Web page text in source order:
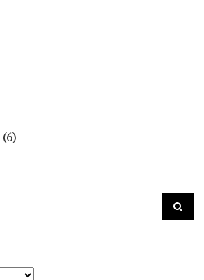
(6)